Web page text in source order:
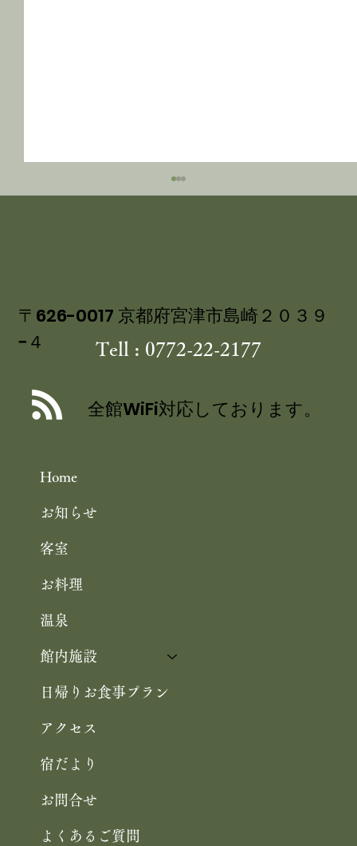
／舞鶴引揚記念館 企画展「ウズベキス
Home
お知らせ
客室
お料理
温泉
館内施設
日帰りお食事プラン
アクセス
宿だより
お問合せ
よくあるご質問
〒626-0017 京都府宮津市島崎２０３９
−４
Tell : 0772-22-2177
全館WiFi対応しております。